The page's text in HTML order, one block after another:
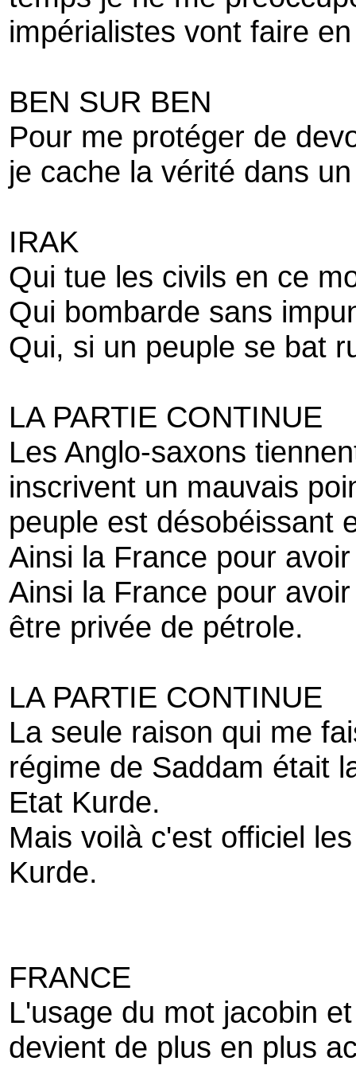
impérialistes vont faire
BEN SUR BEN
Pour me protéger de
je cache la vérité dans
IRAK
Qui tue les civils en ce
Qui bombarde sans
Qui, si un peuple se bat
LA PARTIE CONTINUE
Les Anglo-saxons
inscrivent un mauvais
peuple est désobéissant
Ainsi la France pour
Ainsi la France pour
être privée de pétrole.
LA PARTIE CONTINUE
La seule raison qui me
régime de Saddam était
Etat Kurde.
Mais voilà c'est officiel
Kurde.
FRANCE
L'usage du mot jacobin
devient de plus en plus